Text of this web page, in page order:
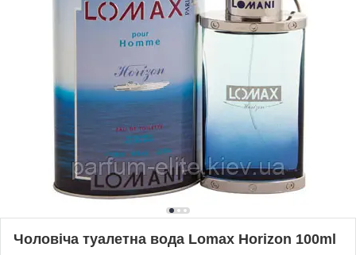
Чоловіча туалетна вода Lomax Horizon 100ml